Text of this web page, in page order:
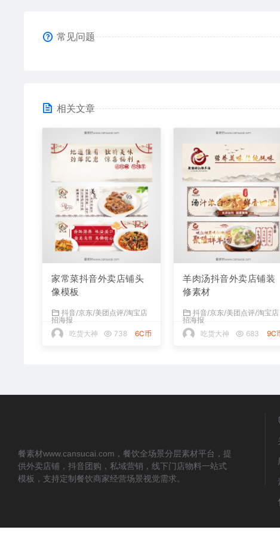
常见问题
相关文章
家常菜抖音外卖店铺头
像模板
抖音/京东/美团点评/淘宝店
招海报
吃货大神
738 6C币
羊肉汤抖音外卖店铺装
修素材
抖音/京东/美团点评/淘宝店
招海报
吃货大神
683 9C
餐素材www.cansucai.com，餐饮全场景分层素材平台，提
供外卖店铺，抖音团购，私域营销，线下门店物料一站式
模板，支持定制餐饮商家经营场景视觉需求。